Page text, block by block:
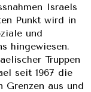
Israels
Punkt wird in
und
hingewiesen.
Truppen
seit 1967 die
Grenzen aus und